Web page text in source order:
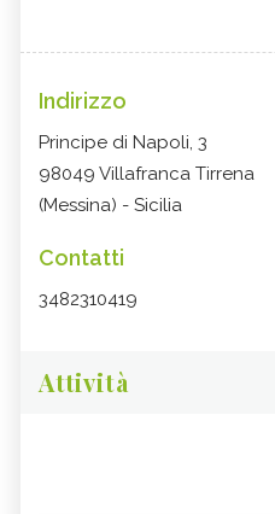
Indirizzo
Principe di Napoli, 3
98049 Villafranca Tirrena
(Messina) - Sicilia
Contatti
3482310419
Attività